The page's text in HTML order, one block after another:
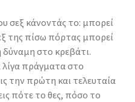
σεξ κάνοντάς το: μπορεί
της πίσω πόρτας μπορεί
δύναμη στο κρεβάτι.
πράγματα στο
την πρώτη και τελευταία
πότε το θες, πόσο το